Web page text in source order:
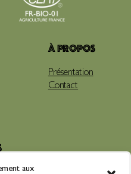
aux
À propos
Présentation
Contact